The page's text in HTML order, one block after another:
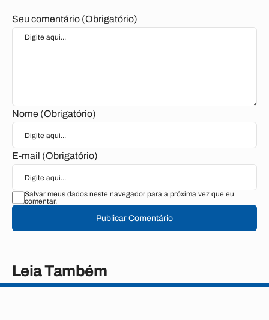
Seu comentário (Obrigatório)
Nome (Obrigatório)
E-mail (Obrigatório)
Salvar meus dados neste navegador para a próxima vez que eu
comentar.
Publicar Comentário
Leia Também